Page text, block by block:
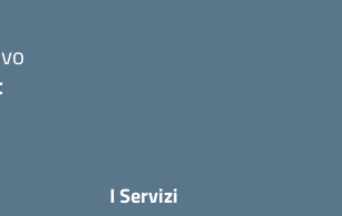
I Servizi